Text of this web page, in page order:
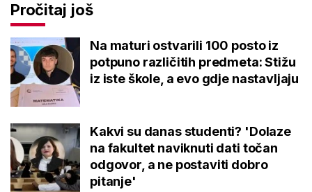
Pročitaj još
Na maturi ostvarili 100 posto iz
potpuno različitih predmeta: Stižu
iz iste škole, a evo gdje nastavljaju
Kakvi su danas studenti? 'Dolaze
na fakultet naviknuti dati točan
odgovor, a ne postaviti dobro
pitanje'